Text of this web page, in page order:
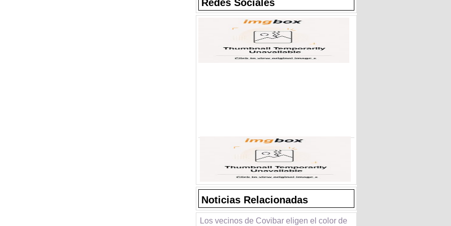
Redes Sociales
Noticias Relacionadas
Los vecinos de Covibar eligen el color de